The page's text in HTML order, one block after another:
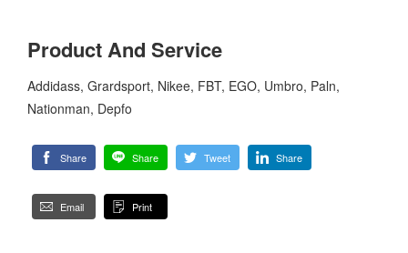
Product And Service
Addidass, Grardsport, Nikee, FBT, EGO, Umbro, Paln,
Nationman, Depfo
Share Share Tweet Share
Email Print